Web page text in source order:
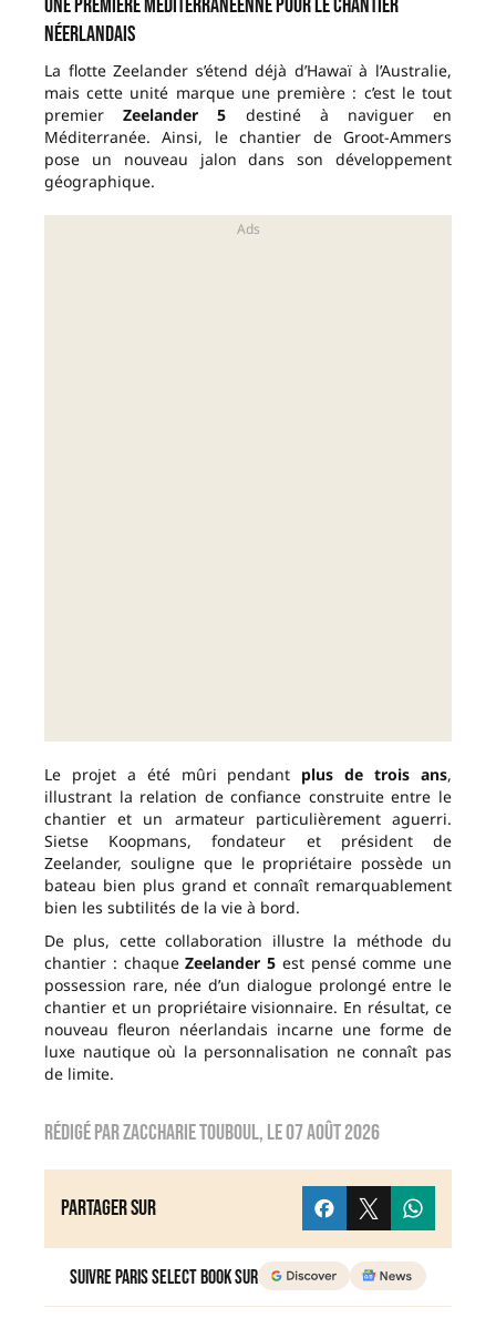
Une première méditerranéenne pour le chantier
néerlandais
La flotte Zeelander s’étend déjà d’Hawaï à l’Australie,
mais cette unité marque une première : c’est le tout
premierZeelander 5 destiné à naviguer en
Méditerranée. Ainsi, le chantier de Groot-Ammers
pose un nouveau jalon dans son développement
géographique.
Le projet a été mûri pendant plus de trois ans,
illustrant la relation de confiance construite entre le
chantier et un armateur particulièrement aguerri.
Sietse Koopmans, fondateur et président de
Zeelander, souligne que le propriétaire possède un
bateau bien plus grand et connaît remarquablement
bien les subtilités de la vie à bord.
De plus, cette collaboration illustre la méthode du
chantier : chaqueZeelander 5 est pensé comme une
possession rare, née d’un dialogue prolongé entre le
chantier et un propriétaire visionnaire. En résultat, ce
nouveau fleuron néerlandais incarne une forme de
luxe nautique où la personnalisation ne connaît pas
de limite.
Rédigé parzaccharie touboul, le07 août 2026
Partager sur
Suivre Paris Select Book sur